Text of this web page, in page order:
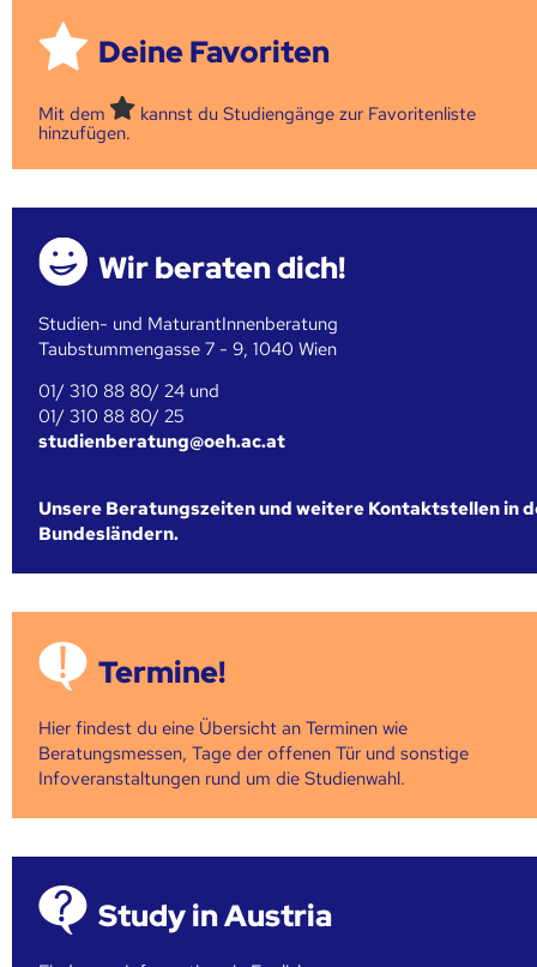
Deine Favoriten
Mit dem
kannst du Studiengänge zur Favoritenliste
hinzufügen.
Wir beraten dich!
Studien- und MaturantInnenberatung
Taubstummengasse 7 - 9, 1040 Wien
01/ 310 88 80/ 24 und
01/ 310 88 80/ 25
studienberatung@oeh.ac.at
Unsere Beratungszeiten und weitere Kontaktstellen in
Bundesländern.
Termine!
Hier findest du eine Übersicht an Terminen wie
Beratungsmessen, Tage der offenen Tür und sonstige
Infoveranstaltungen rund um die Studienwahl.
Study in Austria